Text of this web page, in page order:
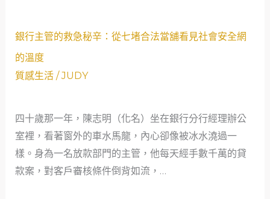
銀行主管的救急秘辛：從七堵合法當舖看見社會安全網
的溫度
質感生活/JUDY
四十歲那一年，陳志明（化名）坐在銀行分行經理辦公
室裡，看著窗外的車水馬龍，內心卻像被冰水澆過一
樣。身為一名放款部門的主管，他每天經手數千萬的貸
款案，對客戶審核條件倒背如流，…
銀
管
救
急
秘
辛：